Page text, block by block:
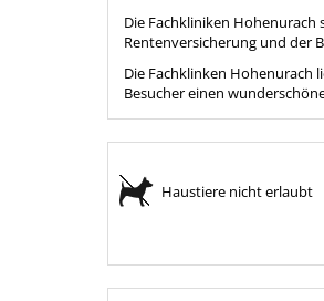
Die Fachkliniken
Rentenversicherung und der
Die Fachklinken Hohenurach
Besucher einen
Haustiere nicht erlaubt